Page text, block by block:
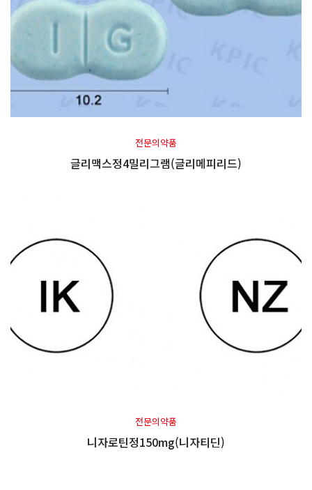
전문의약품
글리맥스정4밀리그램(글리메피리드)
전문의약품
니자로틴정150mg(니자티딘)